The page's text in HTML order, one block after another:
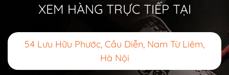
XEM HÀNG TRỰC TIẾP TẠI
54 Lưu Hữu Phước, Cầu Diễn, Nam Từ Liêm,
Hà Nội